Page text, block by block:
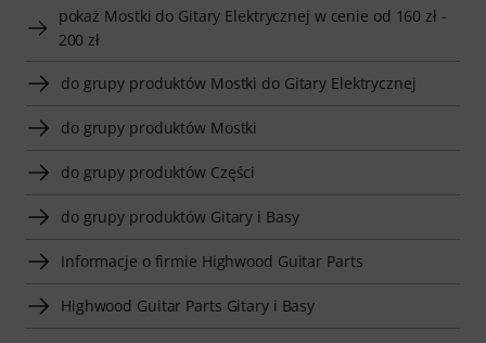
pokaż Mostki do Gitary Elektrycznej w cenie od 160 zł -
200 zł
do grupy produktów Mostki do Gitary Elektrycznej
do grupy produktów Mostki
do grupy produktów Części
do grupy produktów Gitary i Basy
Informacje o firmie Highwood Guitar Parts
Highwood Guitar Parts Gitary i Basy